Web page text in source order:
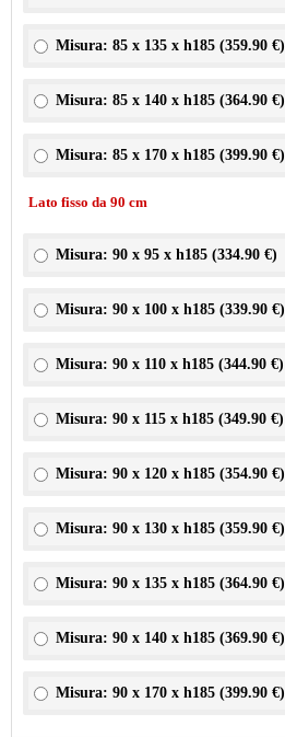
Misura: 85 x 135 x h185 (359.90 €)
Misura: 85 x 140 x h185 (364.90 €)
Misura: 85 x 170 x h185 (399.90 €)
Lato fisso da 90 cm
Misura: 90 x 95 x h185 (334.90 €)
Misura: 90 x 100 x h185 (339.90 €)
Misura: 90 x 110 x h185 (344.90 €)
Misura: 90 x 115 x h185 (349.90 €)
Misura: 90 x 120 x h185 (354.90 €)
Misura: 90 x 130 x h185 (359.90 €)
Misura: 90 x 135 x h185 (364.90 €)
Misura: 90 x 140 x h185 (369.90 €)
Misura: 90 x 170 x h185 (399.90 €)